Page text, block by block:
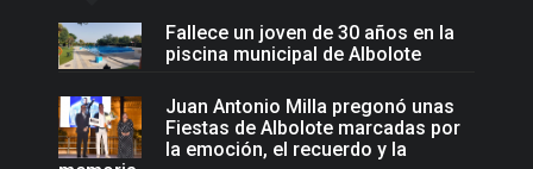
Fallece un joven de 30 años en la
piscina municipal de Albolote
Juan Antonio Milla pregonó unas
Fiestas de Albolote marcadas por
la emoción, el recuerdo y la